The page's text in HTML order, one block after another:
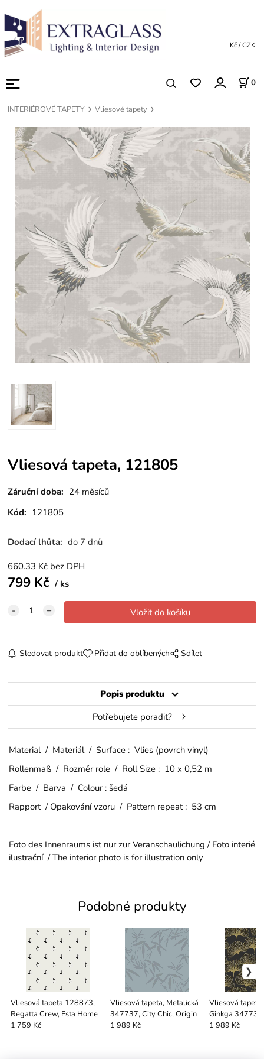
0
Kč / CZK
INTERIÉROVÉ TAPETY Vliesové tapety
Vliesová tapeta, 121805
Záruční doba: 24 měsíců
Kód: 121805
Dodací lhůta: do 7 dnů
660.33 Kč bez DPH
799 Kč ks
Sledovat produkt Přidat do oblíbených Sdílet
Popis produktu
Potřebujete poradit?
Material / Materiál / Surface : Vlies (povrch vinyl)
Rollenmaß / Rozměr role / Roll Size : 10 x 0,52 m
Farbe / Barva / Colour : šedá
Rapport / Opakování vzoru / Pattern repeat : 53 cm
Foto des Innenraums ist nur zur Veranschaulichung / Foto
ilustrační / The interior photo is for illustration only
Podobné produkty
Vliesová tapeta 128873,
Regatta Crew, Esta Home
1 759 Kč
Vliesová tapeta, Metalická
347737, City Chic, Origin
1 989 Kč
Vliesová
Ginkga
Origin
1 989 Kč